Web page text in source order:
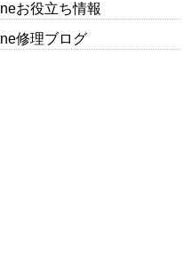
お役立ち情報
修理ブログ